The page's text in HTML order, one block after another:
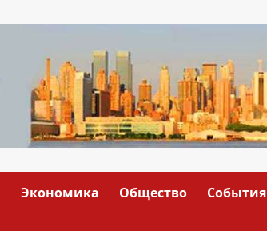
Экономика Общество События